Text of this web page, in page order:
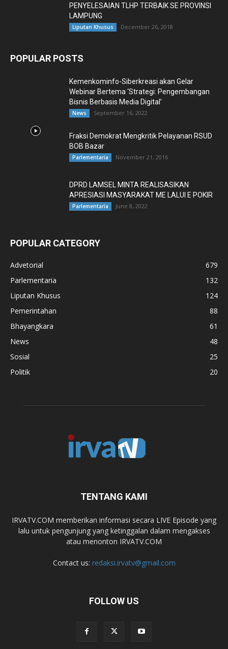
PENYELESAIAN TLHP TERBAIK SE PROVINSI
LAMPUNG
Liputan Khusus December 26, 2018
POPULAR POSTS
Kemenkominfo-Siberkreasi akan Gelar
Webinar Bertema ‘Strategi: Pengembangan
Bisnis Berbasis Media Digital’
News September 16, 2022
Fraksi Demokrat Mengkritik Pelayanan RSUD
BOB Bazar
Parlementaria November 21, 2016
DPRD LAMSEL MINTA REALISASIKAN
APRESIASI MASYARAKAT ME LALUI E POKIR
Parlementaria June 8, 2022
POPULAR CATEGORY
Advetorial
679
Parlementaria
132
Liputan Khusus
124
Pemerintahan
88
Bhayangkara
61
News
48
Sosial
25
Politik
20
TENTANG KAMI
IRVATV.COM memberikan informasi secara LIVE Episode yang
lalu untuk pengunjung yang ketinggalan dalam mengakses
atau menonton IRVATV.COM
Contact us: redaksi.irvatv@gmail.com
FOLLOW US